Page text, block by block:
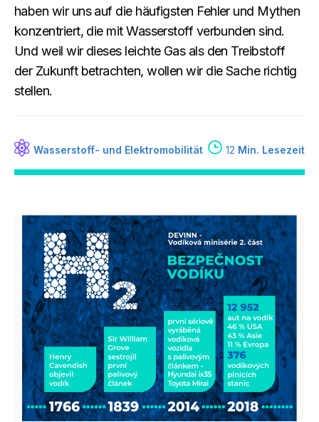
haben wir uns auf die häufigsten Fehler und Mythen
konzentriert, die mit Wasserstoff verbunden sind.
Und weil wir dieses leichte Gas als den Treibstoff
der Zukunft betrachten, wollen wir die Sache richtig
stellen.
Wasserstoff- und Elektromobilität 12 Min. Lesezeit